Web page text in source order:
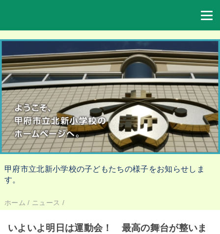
甲府市立北新小学校の子どもたちの様子をお知らせしま
す。
ホーム / ニュース /
いよいよ明日は運動会！ 最高の舞台が整いま